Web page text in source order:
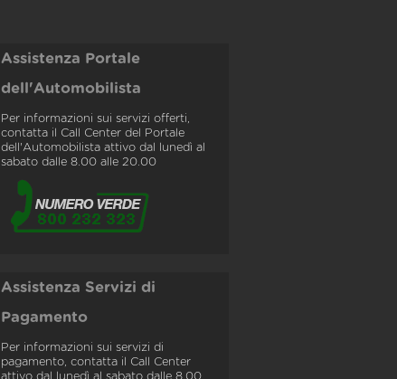
Assistenza Portale
dell'Automobilista
Per informazioni sui servizi offerti,
contatta il Call Center del Portale
dell'Automobilista attivo dal lunedì al
sabato dalle 8.00 alle 20.00
Assistenza Servizi di
Pagamento
Per informazioni sui servizi di
pagamento, contatta il Call Center